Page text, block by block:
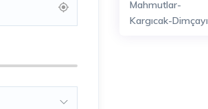
Mahmutlar-
Kargıcak-Dimçayı